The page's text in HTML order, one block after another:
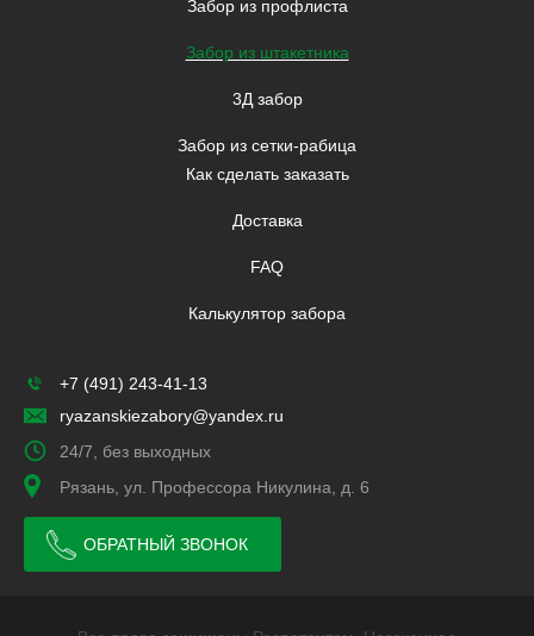
Забор из профлиста
Забор из штакетника
3Д забор
Забор из сетки-рабица
Как сделать заказать
Доставка
FAQ
Калькулятор забора
+7 (491) 243-41-13
ryazanskiezabory@yandex.ru
24/7, без выходных
Рязань, ул. Профессора Никулина, д. 6
ОБРАТНЫЙ ЗВОНОК